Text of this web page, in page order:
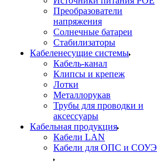
Преобразователи
напряжения
Солнечные батареи
Стабилизаторы
Кабеленесущие системы
Кабель-канал
Клипсы и крепеж
Лотки
Металлорукав
Трубы для проводки и
аксессуары
Кабельная продукция
Кабели LAN
Кабели для ОПС и СОУЭ